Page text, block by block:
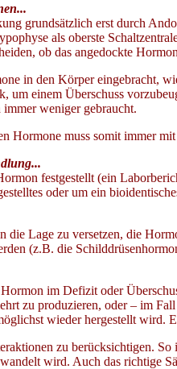
grundsätzlich erst durch
als oberste
ob das angedockte
in den Körper eingebracht,
um einem Überschuss
weniger gebraucht.
Hormone muss somit immer
festgestellt (ein
oder um ein
die Lage zu versetzen, die
(z.B. die
im Defizit oder
zu produzieren, oder – im
wieder hergestellt wird.
zu berücksichtigen.
wird. Auch das richtige